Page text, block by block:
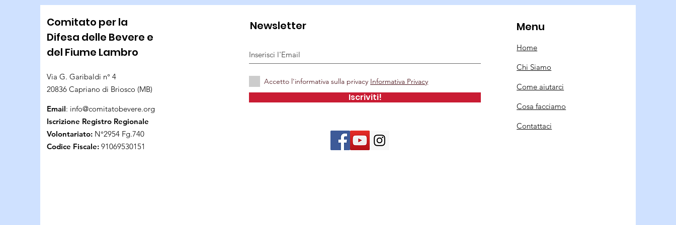
Comitato per la
Difesa delle Bevere e
del Fiume Lambro
Via G. Garibaldi n° 4
20836 Capriano di Briosco (MB)
Email: info@comitatobevere.org
Iscrizione Registro Regionale
Volontariato: N°2954 Fg.740
Codice Fiscale: 91069530151
Newsletter
Accetto l'informativa sulla privacy Informativa Privacy
Iscriviti!
Menu
Home
Chi Siamo
Come aiutarci
Cosa facciamo
Contattaci